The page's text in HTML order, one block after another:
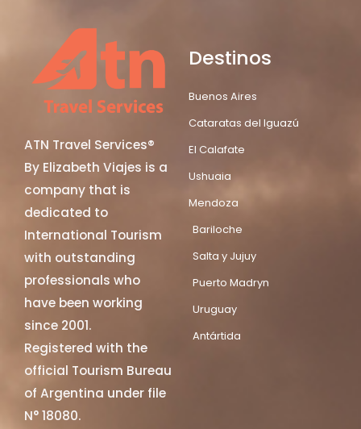
ATN Travel Services®
By Elizabeth Viajes is a
company that is
dedicated to
International Tourism
with outstanding
professionals who
have been working
since 2001.
Registered with the
official Tourism Bureau
of Argentina under file
N° 18080.
Destinos
Buenos Aires
Cataratas del Iguazú
El Calafate
Ushuaia
Mendoza
Bariloche
Salta y Jujuy
Puerto Madryn
Uruguay
Antártida